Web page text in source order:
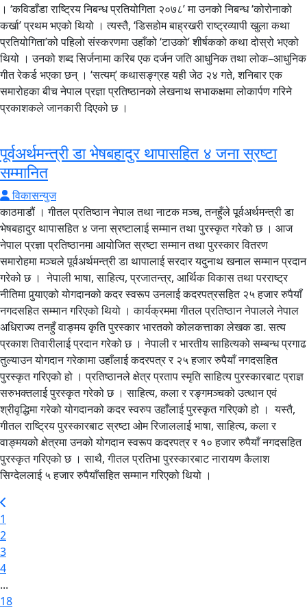
। ‘कविडाँडा राष्ट्रिय निबन्ध प्रतियोगिता २०७८’ मा उनको निबन्ध ‘कोरोनाको
कर्खा’ प्रथम भएको थियो । त्यस्तै, ‘डिसहोम बाह्रखरी राष्ट्रव्यापी खुला कथा
प्रतियोगिता’को पहिलो संस्करणमा उहाँको ‘टाउको’ शीर्षकको कथा दोस्रो भएको
थियो । उनको शब्द सिर्जनामा करिब एक दर्जन जति आधुनिक तथा लोक–आधुनिक
गीत रेकर्ड भएका छन् । ‘सत्यम्’ कथासङ्ग्रह यही जेठ २४ गते, शनिबार एक
समारोहका बीच नेपाल प्रज्ञा प्रतिष्ठानको लेखनाथ सभाकक्षमा लोकार्पण गरिने
प्रकाशकले जानकारी दिएको छ ।
पूर्वअर्थमन्त्री डा भेषबहादुर थापासहित ४ जना स्रष्टा
सम्मानित
विकासन्युज
काठमाडौं । गीतल प्रतिष्ठान नेपाल तथा नाटक मञ्च, तनहुँले पूर्वअर्थमन्त्री डा
भेषबहादुर थापासहित ४ जना स्रष्टालाई सम्मान तथा पुरस्कृत गरेको छ । आज
नेपाल प्रज्ञा प्रतिष्ठानमा आयोजित स्रष्टा सम्मान तथा पुरस्कार वितरण
समारोहमा मञ्चले पूर्वअर्थमन्त्री डा थापालाई सरदार यदुनाथ खनाल सम्मान प्रदान
गरेको छ । नेपाली भाषा, साहित्य, प्रजातन्त्र, आर्थिक विकास तथा परराष्ट्र
नीतिमा पुर्‍याएको योगदानको कदर स्वरूप उनलाई कदरपत्रसहित २५ हजार रुपैयाँ
नगदसहित सम्मान गरिएको थियो । कार्यक्रममा गीतल प्रतिष्ठान नेपालले नेपाल
अधिराज्य तनहुँ वाङ्‍मय कृति पुरस्कार भारतको कोलकत्ताका लेखक डा. सत्य
प्रकाश तिवारीलाई प्रदान गरेको छ । नेपाली र भारतीय साहित्यको सम्बन्ध प्रगाढ
तुल्याउन योगदान गरेकामा उहाँलाई कदरपत्र र २५ हजार रुपैयाँ नगदसहित
पुरस्कृत गरिएको हो । प्रतिष्ठानले क्षेत्र प्रताप स्मृति साहित्य पुरस्कारबाट प्राज्ञ
सरुभक्तलाई पुरस्कृत गरेको छ । साहित्य, कला र रङ्गमञ्चको उत्थान एवं
श्रीवृद्धिमा गरेको योगदानको कदर स्वरुप उहाँलाई पुरस्कृत गरिएको हो । यस्तै,
गीतल राष्ट्रिय पुरस्कारबाट स्रष्टा ओम रिजाललाई भाषा, साहित्य, कला र
वाङ्‍मयको क्षेत्रमा उनको योगदान स्वरूप कदरपत्र र १० हजार रुपैयाँ नगदसहित
पुरस्कृत गरिएको छ । साथै, गीतल प्रतिभा पुरस्कारबाट नारायण कैलाश
सिग्देललाई ५ हजार रुपैयाँसहित सम्मान गरिएको थियो ।
1
2
3
4
...
18